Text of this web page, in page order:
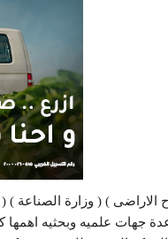
الاراضى ) ( وزارة الصناعة )
جهات علميه وبحثيه